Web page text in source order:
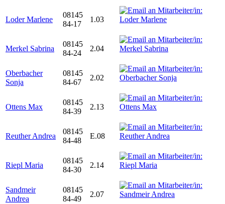
Loder Marlene
08145
84-17
1.03
Merkel Sabrina
08145
84-24
2.04
Oberbacher
Sonja
08145
84-67
2.02
Ottens Max
08145
84-39
2.13
Reuther Andrea
08145
84-48
E.08
Riepl Maria
08145
84-30
2.14
Sandmeir
Andrea
08145
84-49
2.07